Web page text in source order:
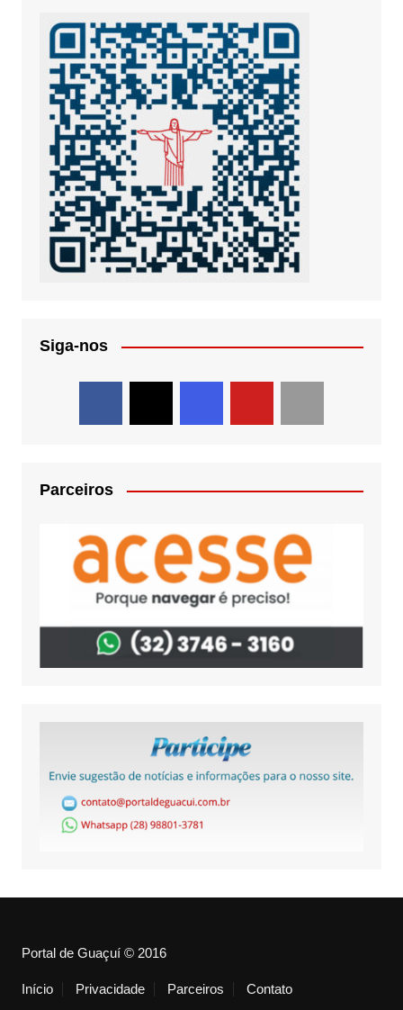
Siga-nos
Parceiros
Portal de Guaçuí © 2016
Início Privacidade Parceiros Contato